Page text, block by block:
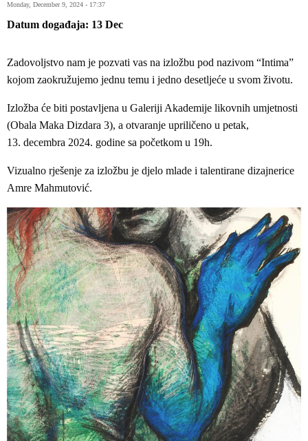
Monday, December 9, 2024 - 17:37
Datum događaja 13 Dec
Zadovoljstvo nam je pozvati vas na izložbu pod nazivom “Intima”
kojom zaokružujemo jednu temu i jedno desetljeće u svom životu.
Izložba će biti postavljena u Galeriji Akademije likovnih umjetnosti
(Obala Maka Dizdara 3), a otvaranje upriličeno u petak,
13. decembra 2024. godine sa početkom u 19h.
Vizualno rješenje za izložbu je djelo mlade i talentirane dizajnerice
Amre Mahmutović.